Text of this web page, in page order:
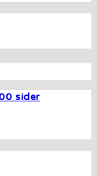
sider